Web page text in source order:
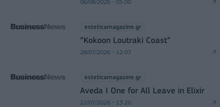
06/08/2026 - 05:00
esteticamagazine.gr
“Kokoon Loutraki Coast”
28/07/2026 - 12:07
esteticamagazine.gr
Aveda I One for All Leave in Elixir
22/07/2026 - 13:20